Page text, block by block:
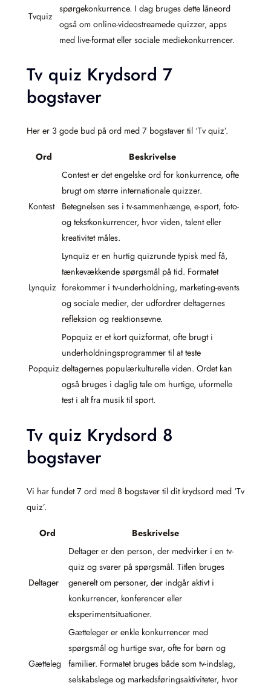
Tvquiz
spørgekonkurrence. I dag bruges dette låneord
også om online-videostreamede quizzer, apps
med live-format eller sociale mediekonkurrencer.
Tv quiz Krydsord 7
bogstaver
Her er 3 gode bud på ord med 7 bogstaver til ‘Tv quiz’.
Ord Beskrivelse
Kontest
Contest er det engelske ord for konkurrence, ofte
brugt om større internationale quizzer.
Betegnelsen ses i tv-sammenhænge, e-sport, foto-
og tekstkonkurrencer, hvor viden, talent eller
kreativitet måles.
Lynquiz
Lynquiz er en hurtig quizrunde typisk med få,
tænkevækkende spørgsmål på tid. Formatet
forekommer i tv-underholdning, marketing-events
og sociale medier, der udfordrer deltagernes
refleksion og reaktionsevne.
Popquiz
Popquiz er et kort quizformat, ofte brugt i
underholdningsprogrammer til at teste
deltagernes populærkulturelle viden. Ordet kan
også bruges i daglig tale om hurtige, uformelle
test i alt fra musik til sport.
Tv quiz Krydsord 8
bogstaver
Vi har fundet 7 ord med 8 bogstaver til dit krydsord med ‘Tv
quiz’.
Ord Beskrivelse
Deltager
Deltager er den person, der medvirker i en tv-
quiz og svarer på spørgsmål. Titlen bruges
generelt om personer, der indgår aktivt i
konkurrencer, konferencer eller
eksperimentsituationer.
Gætteleg
Gætteleger er enkle konkurrencer med
spørgsmål og hurtige svar, ofte for børn og
familier. Formatet bruges både som tv-indslag,
selskabslege og markedsføringsaktiviteter, hvor